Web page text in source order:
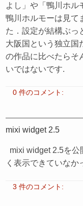
よし」や「鴨川ホル
鴨川ホルモーは見て
た．設定が結構ぶっ
大阪国という独立
の作品に比べたらそ
いではないです.
0 件のコメント:
mixi widget 2.5
mixi widget 2.5を公
く表示できていなか
3 件のコメント: